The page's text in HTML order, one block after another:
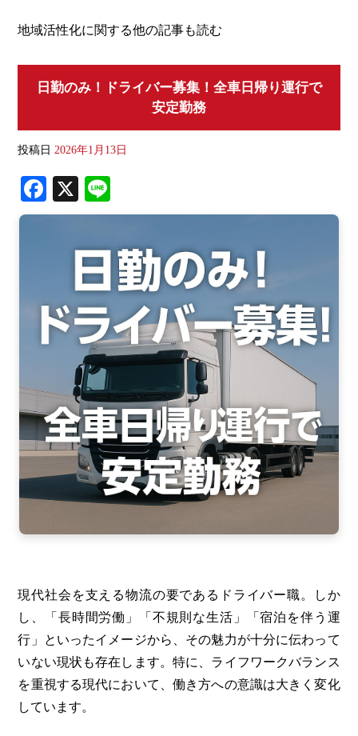
地域活性化に関する他の記事も読む
日勤のみ！ドライバー募集！全車日帰り運行で
安定勤務
投稿日 2026年1月13日
Fa
ce
X
ne
現代社会を支える物流の要であるドライバー職。しか
し、「長時間労働」「不規則な生活」「宿泊を伴う運
行」といったイメージから、その魅力が十分に伝わって
いない現状も存在します。特に、ライフワークバランス
を重視する現代において、働き方への意識は大きく変化
しています。